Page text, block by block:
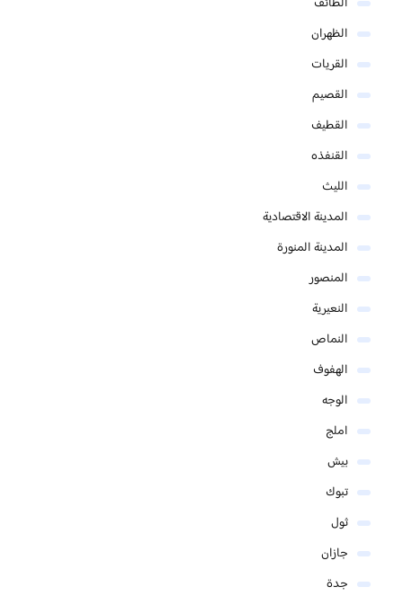
الظهران
القريات
القصيم
القطيف
القنفذه
الليث
المدينة الاقتصادية
المدينة المنورة
المنصور
النعيرية
النماص
الهفوف
الوجه
املج
بيش
تبوك
ثول
جازان
جدة